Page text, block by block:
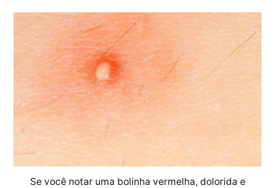
Se você notar uma bolinha vermelha, dolorida e